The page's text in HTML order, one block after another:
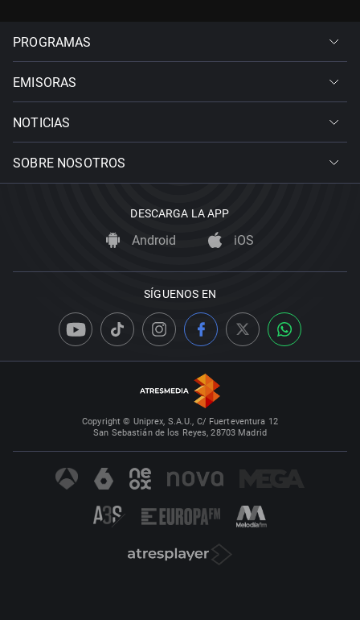
PROGRAMAS
EMISORAS
NOTICIAS
SOBRE NOSOTROS
DESCARGA LA APP
Android iOS
SÍGUENOS EN
Copyright © Uniprex, S.A.U., C/ Fuerteventura 12
San Sebastián de los Reyes, 28703 Madrid